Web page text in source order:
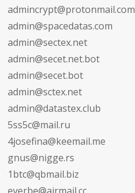
admincrypt@protonmail.com
admin@spacedatas.com
admin@sectex.net
admin@secet.net.bot
admin@secet.bot
admin@sctex.net
admin@datastex.club
5ss5c@mail.ru
4josefina@keemail.me
gnus@nigge.rs
1btc@qbmail.biz
everbe@airmail.cc